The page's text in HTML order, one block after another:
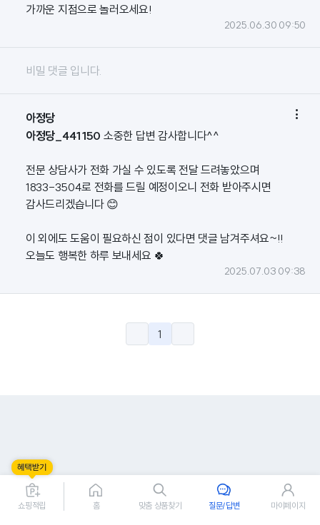
가까운 지점으로 놀러오세요!
2025.06.30 09:50
비밀 댓글 입니다.
아정당 
아정당_441150 소중한 답변 감사합니다^^
전문 상담사가 전화 가실 수 있도록 전달 드려놓았으며
1833-3504로 전화를 드릴 예정이오니 전화 받아주시면
감사드리겠습니다 😊
이 외에도 도움이 필요하신 점이 있다면 댓글 남겨주셔요~!!
오늘도 행복한 하루 보내세요 🍀
2025.07.03 09:38
1
쇼핑적립 홈 맞춤 상품찾기 질문/답변 마이페이지